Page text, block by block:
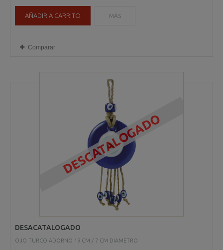
AÑADIR A CARRITO MÁS
Comparar
DESCATALOGADO
DESACATALOGADO
OJO TURCO ADORNO 19 CM / 7 CM DIAMETRO